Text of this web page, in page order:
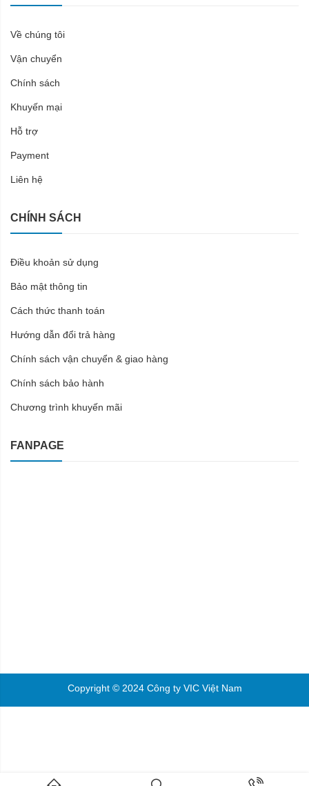
Về chúng tôi
Vận chuyển
Chính sách
Khuyến mại
Hỗ trợ
Payment
Liên hệ
CHÍNH SÁCH
Điều khoản sử dụng
Bảo mật thông tin
Cách thức thanh toán
Hướng dẫn đổi trả hàng
Chính sách vận chuyển & giao hàng
Chính sách bảo hành
Chương trình khuyến mãi
FANPAGE
Copyright © 2024 Công ty VIC Việt Nam